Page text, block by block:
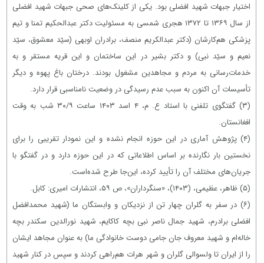
اختیار جبهات شهید افضلی بود. یکی از کلینک‌های صحی جبهات شهید افضلی
از سال ۱۳۶۹ تا ۱۳۷۲ هجری شمسی به مسئولیت دکتر عبدالحکیم تمنا و تیم
پزشکی هم‌کارشان (دکتر عبدالکریم منصف، برادران اوبهی (سیّد معشوق، سیّد
نعیم و سیّد نبی) و دکتر بشیر در این ساختمان و این قریه مستقر و به
خدمات‌رسانی به مردم و مجاهدین مشغول بودند. درختان باغ پهوه و دیگر
تأسیسات آن اکنون به سبب عدم رسیدگی در وضعیت نامناسبی قرار دارد.
(۳) گفتگوی تلفنی با استاد ع. م، ۴ اسد ۱۴۰۳ ساعت ۳۰/۹ شب به وقت
افغانستان.
(۴) پژوهش آماری در این حوزه انجام نشده و این نمودار تقریبی را برای
نخستین بار نگارنده بر اساس اطلاعاتی که در این حوزه دارد و در گفتگو با
جریان‌های مختلف آن را تأیید کرده، این‌جا طرح شده‌است.
(۵) ظاهر، عظیمی، (۱۴۰۳)، «سنگرداران»، ص ۵۹، انتشارات امیری: کابل.
(۶) در سفر به گلران چهار تن از نزدیکان و وابستگان ما (شهید محمدافضل
افضلی برادرم، شهید جمال ناصر نبی بچه کاکایم، شهید نورالدین سکندر بچه
خاله‌ام و شهید معروف جان جامی دوست خانوادگی ما) به عنوان مجاهد ایشان
را از ایران تا ولسوالی گلران و شهر هرات هم‌راهی ‌کردند و سپس در کنار شهید